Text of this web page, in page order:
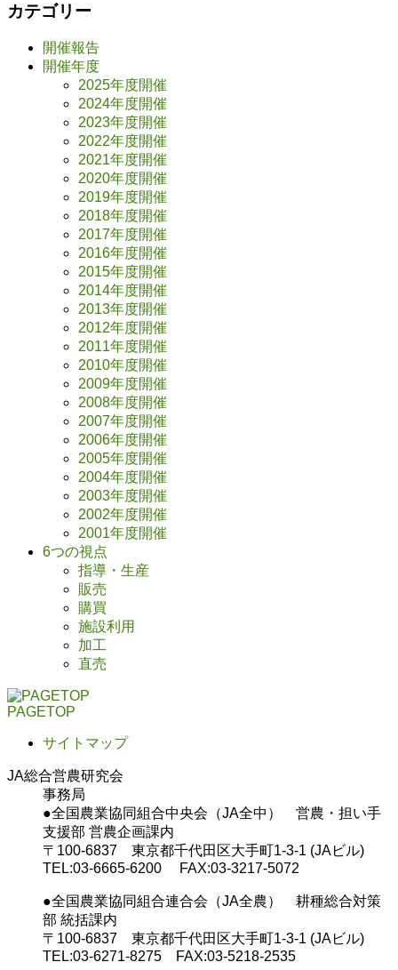
カテゴリー
開催報告
開催年度
2025年度開催
2024年度開催
2023年度開催
2022年度開催
2021年度開催
2020年度開催
2019年度開催
2018年度開催
2017年度開催
2016年度開催
2015年度開催
2014年度開催
2013年度開催
2012年度開催
2011年度開催
2010年度開催
2009年度開催
2008年度開催
2007年度開催
2006年度開催
2005年度開催
2004年度開催
2003年度開催
2002年度開催
2001年度開催
6つの視点
指導・生産
販売
購買
施設利用
加工
直売
PAGETOP
サイトマップ
JA総合営農研究会
事務局
●全国農業協同組合中央会（JA全中） 営農・担い手
支援部 営農企画課内
〒100-6837 東京都千代田区大手町1-3-1 (JAビル)
TEL:03-6665-6200 FAX:03-3217-5072
●全国農業協同組合連合会（JA全農） 耕種総合対策
部 統括課内
〒100-6837 東京都千代田区大手町1-3-1 (JAビル)
TEL:03-6271-8275 FAX:03-5218-2535